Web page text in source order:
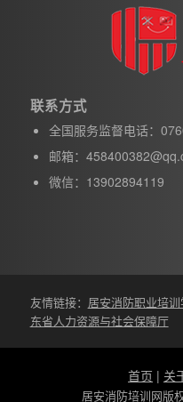
联系方式
全国服务监督电话：
邮箱：
微信：13902894119
友情链接： 居安消防职业培
东省人力资源与社会保障厅
首页 | 关
居安消防培训网版